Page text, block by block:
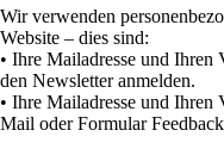
Wir verwenden
Website – dies sind:
• Ihre Mailadresse und Ihren
den Newsletter anmelden.
• Ihre Mailadresse und Ihren
Mail oder Formular